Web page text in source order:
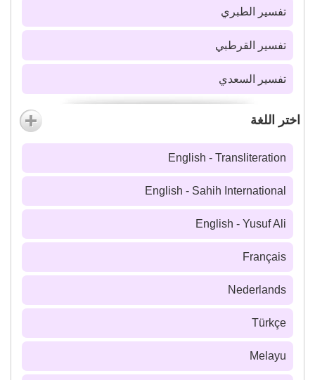
تفسير الطبري
تفسير القرطبي
تفسير السعدي
اختر اللغة
English - Transliteration
English - Sahih International
English - Yusuf Ali
Français
Nederlands
Türkçe
Melayu